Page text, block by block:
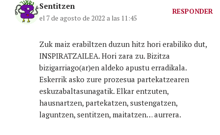
Sentitzen
el 7 de agosto de 2022 a las 11:45
RESPONDER
Zuk maiz erabiltzen duzun hitz hori erabiliko dut,
INSPIRATZAILEA. Hori zara zu. Bizitza
bizigarriago(ar)en aldeko apustu erradikala.
Eskerrik asko zure prozesua partekatzearen
eskuzabaltasunagatik. Elkar entzuten,
hausnartzen, partekatzen, sustengatzen,
laguntzen, sentitzen, maitatzen… aurrera.